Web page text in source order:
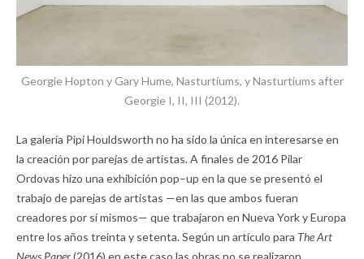
Georgie Hopton y Gary Hume, Nasturtiums, y Nasturtiums after
Georgie I, II, III (2012).
La galería Pipi Houldsworth no ha sido la única en interesarse en
la creación por parejas de artistas. A finales de 2016 Pilar
Ordovas hizo una exhibición pop–up en la que se presentó el
trabajo de parejas de artistas —en las que ambos fueran
creadores por sí mismos— que trabajaron en Nueva York y Europa
entre los años treinta y setenta. Según un artículo para The Art